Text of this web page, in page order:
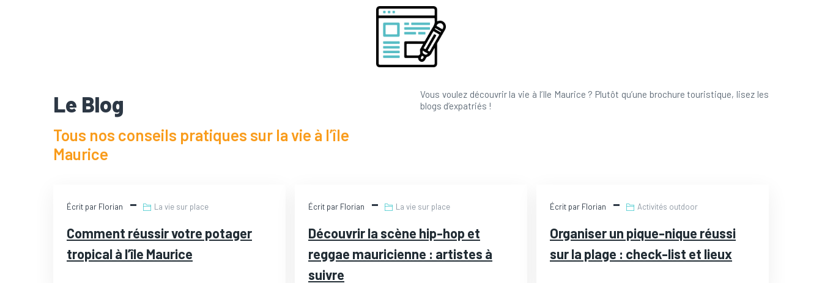
Le Blog
Tous nos conseils pratiques sur la vie à l’île
Maurice
Vous voulez découvrir la vie à l’Ile Maurice ? Plutôt qu’une brochure touristique, lisez les
blogs d’expatriés !
Écrit par Florian La vie sur place
Comment réussir votre potager
tropical à l’île Maurice
Écrit par Florian La vie sur place
Découvrir la scène hip-hop et
reggae mauricienne : artistes à
suivre
Écrit par Florian Activités outdoor
Organiser un pique-nique réussi
sur la plage : check-list et lieux